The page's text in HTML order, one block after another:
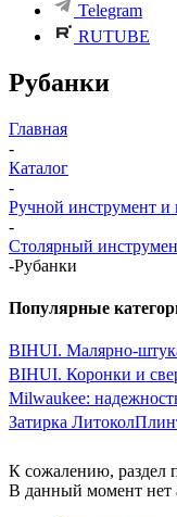
Telegram
RUTUBE
Рубанки
Главная
-
Каталог
-
Ручной инструмент и
-
Столярный
-Рубанки
Популярные
BIHUI. Малярно-
BIHUI. Коронки и
Milwaukee:
Затирка Литокол
К сожалению, раздел
В данный момент нет